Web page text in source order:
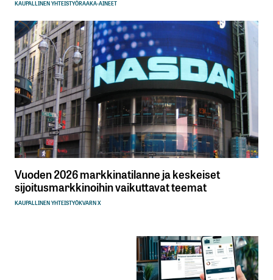
KAUPALLINEN YHTEISTYÖRAAKA-AINEET
Vuoden 2026 markkinatilanne ja keskeiset
sijoitusmarkkinoihin vaikuttavat teemat
KAUPALLINEN YHTEISTYÖKVARN X